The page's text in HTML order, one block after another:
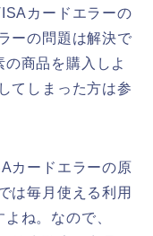
カードエラーの
ーの問題は解決で
商品を購入しよ
てしまった方は参
カードエラーの原
は毎月使える利用
ね。なので、